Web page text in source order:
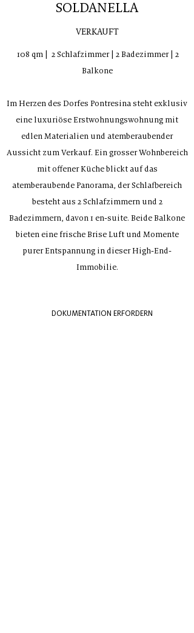
SOLDANELLA
VERKAUFT
108 qm | 2 Schlafzimmer | 2 Badezimmer | 2
Balkone
Im Herzen des Dorfes Pontresina steht exklusiv
eine luxuriöse Erstwohnungswohnung mit
edlen Materialien und atemberaubender
Aussicht zum Verkauf. Ein grosser Wohnbereich
mit offener Küche blickt auf das
atemberaubende Panorama, der Schlafbereich
besteht aus 2 Schlafzimmern und 2
Badezimmern, davon 1 en-suite. Beide Balkone
bieten eine frische Brise Luft und Momente
purer Entspannung in dieser High-End-
Immobilie.
DOKUMENTATION ERFORDERN